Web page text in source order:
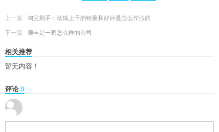
上一篇
淘宝刷手：动辄上千的销量和好评是怎么作假的
下一篇
顺丰是一家怎么样的公司
相关推荐
暂无内容！
评论 0